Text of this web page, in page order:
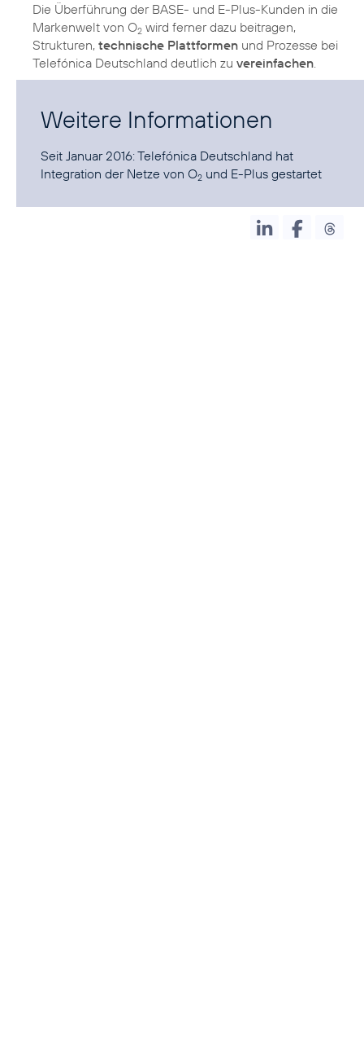
Die Überführung der BASE- und E-Plus-Kunden in die
Markenwelt von O2 wird ferner dazu beitragen,
Strukturen, technische Plattformen und Prozesse bei
Telefónica Deutschland deutlich zu vereinfachen.
Weitere Informationen
Seit Januar 2016:Telefónica Deutschland hat
Integration der Netze von O2 und E-Plus gestartet